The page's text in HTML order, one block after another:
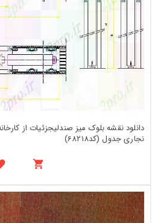
دانلود نقشه بلوک میز صندلیجزئیات از
نجاری جدول (کد68218)